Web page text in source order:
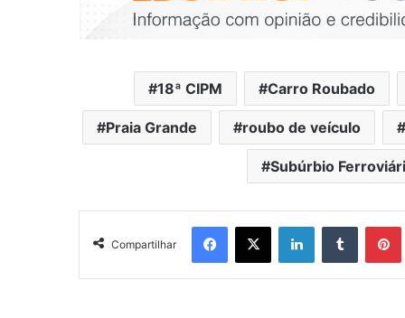
18ª CIPM Carro Roubado
Praia Grande roubo de veículo
Subúrbio
Compartilhar